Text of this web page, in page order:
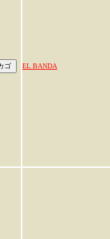
EL BANDA